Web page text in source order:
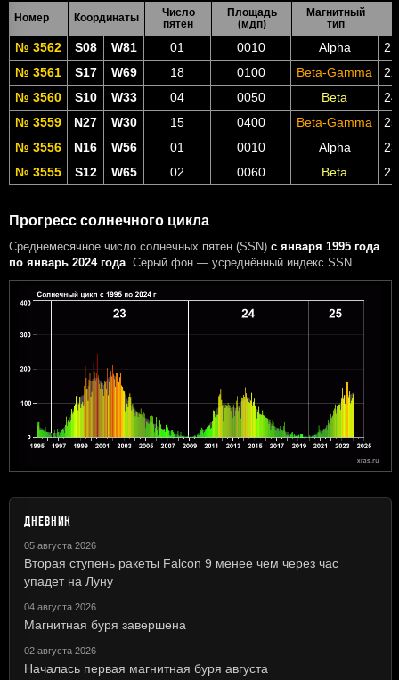
Номер Координаты
Число
пятен
Площадь
(мдп)
Магнитный
тип
№ 3562 S08 W81 01 0010 Alpha
№ 3561
S17 W69 18 0100 Beta-Gamma
№ 3560
S10 W33 04 0050 Beta
№ 3559
N27 W30 15 0400 Beta-Gamma
№ 3556
N16 W56 01 0010 Alpha
№ 3555
S12 W65 02 0060 Beta
Прогресс солнечного цикла
Среднемесячное число солнечных пятен (SSN) с января 1995 года
по январь 2024 года . Серый фон — усреднённый индекс SSN.
ДНЕВНИК
05 августа 2026
Вторая ступень ракеты Falcon 9 менее чем через час
упадет на Луну
04 августа 2026
Магнитная буря завершена
02 августа 2026
Началась первая магнитная буря августа